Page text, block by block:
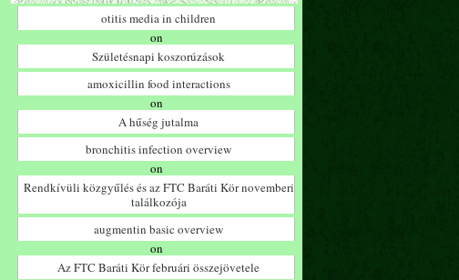
otitis media in children
on
Születésnapi koszorúzások
amoxicillin food interactions
on
A hűség jutalma
bronchitis infection overview
on
Rendkívüli közgyűlés és az FTC Baráti Kör novemberi
találkozója
augmentin basic overview
on
Az FTC Baráti Kör februári összejövetele